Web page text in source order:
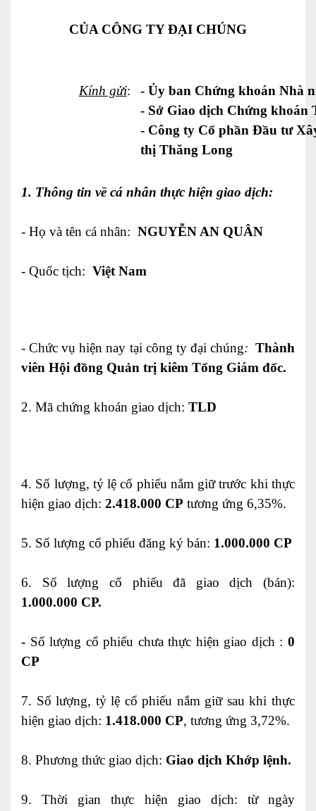
Sự kiện đang diễn ra
CỦA CÔNG TY ĐẠI CHÚNG
Kính gửi:
- Ủy ban Chứng khoán Nhà
- Sở Giao dịch Chứng khoán
- Công ty Cổ phần Đầu tư
thị Thăng Long
1. Thông tin về cá nhân thực hiện giao dịch:
- Họ và tên cá nhân: NGUYỄN AN QUÂN
- Quốc tịch: Việt Nam
-Chức vụ hiện nay tại công ty đại chúng: Thành
viên Hội đồng Quản trị kiêm Tổng Giám đốc.
2. Mã chứng khoán giao dịch: TLD
4. Số lượng, tỷ lệ cổ phiếu nắm giữ trước khi thực
hiện giao dịch: 2.418.000 CP tương ứng 6,35%.
5. Số lượng cổ phiếu đăng ký bán: 1.000.000 CP
6. Số lượng cổ phiếu đã giao dịch (bán):
1.000.000 CP.
- Số lượng cổ phiếu chưa thực hiện giao dịch :0
CP
7. Số lượng, tỷ lệ cổ phiếu nắm giữ sau khi thực
hiện giao dịch: 1.418.000 CP, tương ứng 3,72%.
8. Phương thức giao dịch: Giao dịch Khớp lệnh.
9.Thời gian thực hiện giao dịch: từ ngày